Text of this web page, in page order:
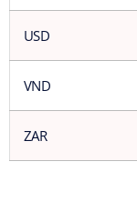
USD
VND
ZAR